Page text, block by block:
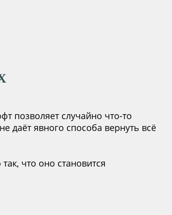
позволяет случайно что-то
даёт явного способа вернуть всё
что оно становится